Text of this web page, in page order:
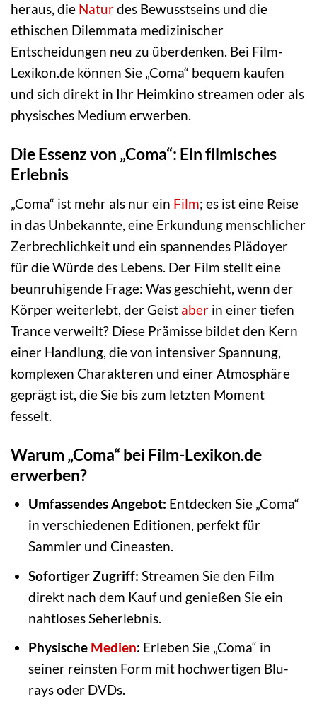
heraus, die Naturdes Bewusstseins und die
ethischen Dilemmata medizinischer
Entscheidungen neu zu überdenken. Bei Film-
Lexikon.de können Sie „Coma“ bequem kaufen
und sich direkt in Ihr Heimkino streamen oder als
physisches Medium erwerben.
Die Essenz von „Coma“: Ein filmisches
Erlebnis
„Coma“ ist mehr als nur ein Film; es ist eine Reise
in das Unbekannte, eine Erkundung menschlicher
Zerbrechlichkeit und ein spannendes Plädoyer
für die Würde des Lebens. Der Film stellt eine
beunruhigende Frage: Was geschieht, wenn der
Körper weiterlebt, der Geist aber in einer tiefen
Trance verweilt? Diese Prämisse bildet den Kern
einer Handlung, die von intensiver Spannung,
komplexen Charakteren und einer Atmosphäre
geprägt ist, die Sie bis zum letzten Moment
fesselt.
Warum „Coma“ bei Film-Lexikon.de
erwerben?
Umfassendes Angebot: Entdecken Sie „Coma“
in verschiedenen Editionen, perfekt für
Sammler und Cineasten.
Sofortiger Zugriff: Streamen Sie den Film
direkt nach dem Kauf und genießen Sie ein
nahtloses Seherlebnis.
Physische Medien: Erleben Sie „Coma“ in
seiner reinsten Form mit hochwertigen Blu-
rays oder DVDs.